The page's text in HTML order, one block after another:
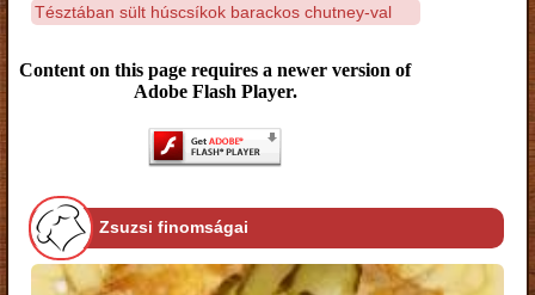
Tésztában sült húscsíkok barackos chutney-val
Content on this page requires a newer version of
Adobe Flash Player.
Zsuzsi finomságai